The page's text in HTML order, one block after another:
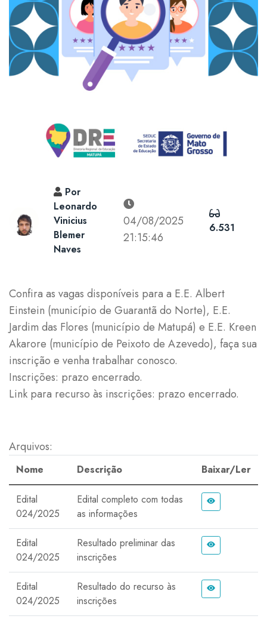
Por
Leonardo
Vinicius
Blemer
Naves
04/08/2025
21:15:46
6.531
Confira as vagas disponíveis para a E.E. Albert
Einstein (município de Guarantã do Norte), E.E.
Jardim das Flores (município de Matupá) e E.E. Kreen
Akarore (município de Peixoto de Azevedo), faça sua
inscrição e venha trabalhar conosco.
Inscrições: prazo encerrado.
Link para recurso às inscrições: prazo encerrado.
Arquivos:
Nome Descrição Baixar/Ler
Edital
024/2025
Edital completo com todas
as informações
Edital
024/2025
Resultado preliminar das
inscrições
Edital
024/2025
Resultado do recurso às
inscrições